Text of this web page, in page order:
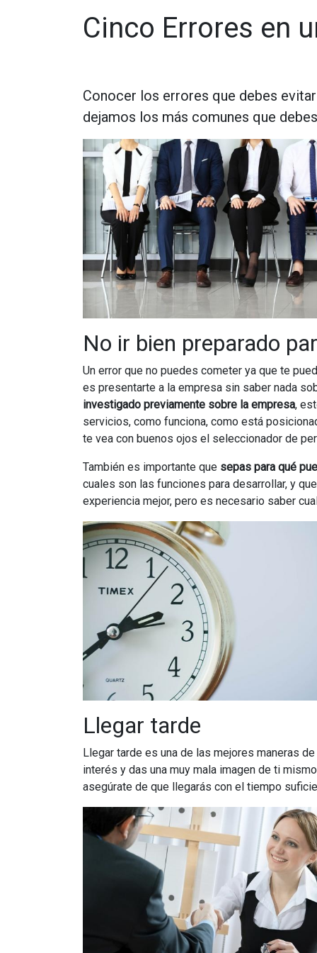
Cinco Errores en
Conocer los errores que debes
dejamos los más comunes que
No ir bien preparado
Un error que no puedes cometer ya que te
es presentarte a la empresa sin saber nada
investigado previamente sobre la empresa,
servicios, como funciona, como está
te vea con buenos ojos el seleccionador de
También es importante que sepas para qué
cuales son las funciones para desarrollar, y
experiencia mejor, pero es necesario saber
Llegar tarde
Llegar tarde es una de las mejores maneras
interés y das una muy mala imagen de ti
asegúrate de que llegarás con el tiempo